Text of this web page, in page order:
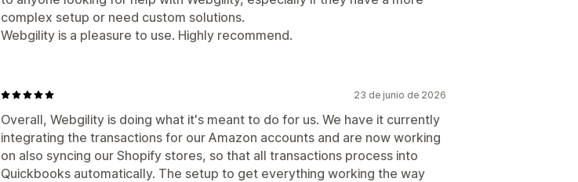
complex setup or need custom solutions.
Webgility is a pleasure to use. Highly recommend.
23 de junio de 2026
Overall, Webgility is doing what it's meant to do for us. We have it currently
integrating the transactions for our Amazon accounts and are now working
on also syncing our Shopify stores, so that all transactions process into
Quickbooks automatically. The setup to get everything working the way